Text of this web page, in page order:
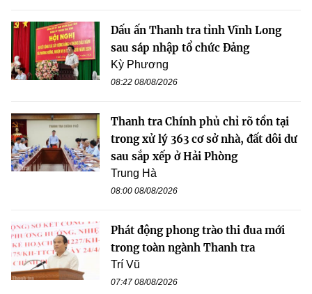
Dấu ấn Thanh tra tỉnh Vĩnh Long
sau sáp nhập tổ chức Đảng
Kỳ Phương
08:22 08/08/2026
Thanh tra Chính phủ chỉ rõ tồn tại
trong xử lý 363 cơ sở nhà, đất dôi dư
sau sắp xếp ở Hải Phòng
Trung Hà
08:00 08/08/2026
Phát động phong trào thi đua mới
trong toàn ngành Thanh tra
Trí Vũ
07:47 08/08/2026